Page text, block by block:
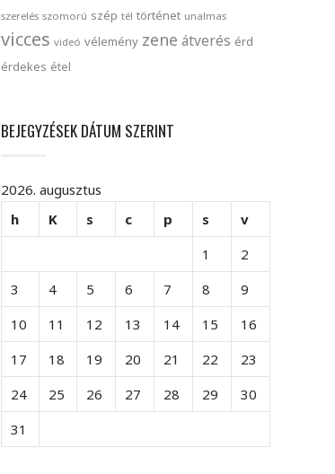
szerelés szomorú szép tél történet unalmas
vicces videó vélemény zene átverés érd
érdekes étel
BEJEGYZÉSEK DÁTUM SZERINT
2026. augusztus
h
K s c p s
v
1
2
3
4 5 6 7 8
9
10
11 12 13 14 15
16
17
18 19 20 21 22
23
24
25 26 27 28 29
30
31